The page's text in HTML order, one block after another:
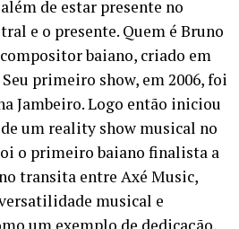
de estar presente no
e o presente. Quem é Bruno
baiano, criado em
primeiro show, em 2006, foi
Jambeiro. Logo então iniciou
um reality show musical no
o primeiro baiano finalista a
transita entre Axé Music,
musical e
um exemplo de dedicação,